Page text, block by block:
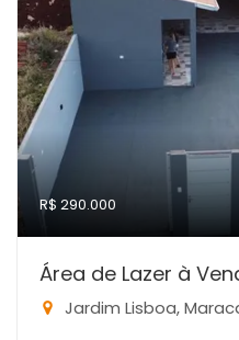
R$ 290.000
Área de Lazer à
Jardim Lisboa,